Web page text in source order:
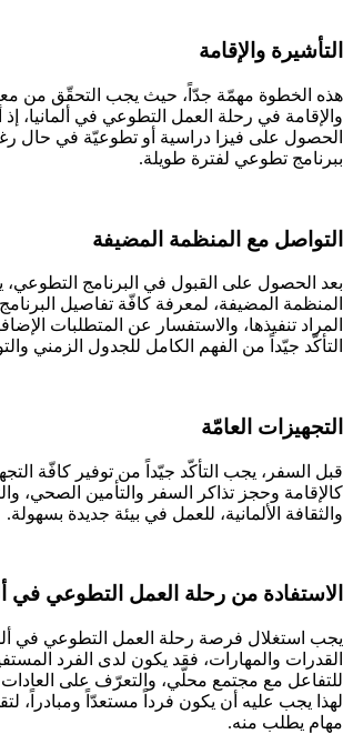
التأشيرة والإقامة
هذه الخطوة مهمّة جدّاً، حيث يجب التحقّق من
والإقامة في رحلة العمل التطوعي في ألمانيا، إذ
الحصول على فيزا دراسية أو تطوعيّة في حال
ببرنامج تطوعي لفترة طويلة.
التواصل مع المنظمة المضيفة
بعد الحصول على القبول في البرنامج
المنظمة المضيفة، لمعرفة كافّة تفاصيل
المراد تنفيذها، والاستفسار عن المتطلبات
التأكّد جيّداً من الفهم الكامل للجدول الزمني
التجهيزات العامّة
قبل السفر، يجب التأكّد جيّداً من توفير كافّة
كالإقامة وحجز تذاكر السفر والتأمين الصحي،
والثقافة الألمانية، للعمل في بيئة جديدة بسهولة.
الاستفادة من رحلة العمل التطوعي في
يجب استغلال فرصة رحلة العمل التطوعي في
القدرات والمهارات، فقد يكون لدى الفرد
للتفاعل مع مجتمع محلّي، والتعرّف على العادات
لهذا يجب عليه أن يكون فرداً مستعدّاً ومبادراً،
مهام يطلب منه.